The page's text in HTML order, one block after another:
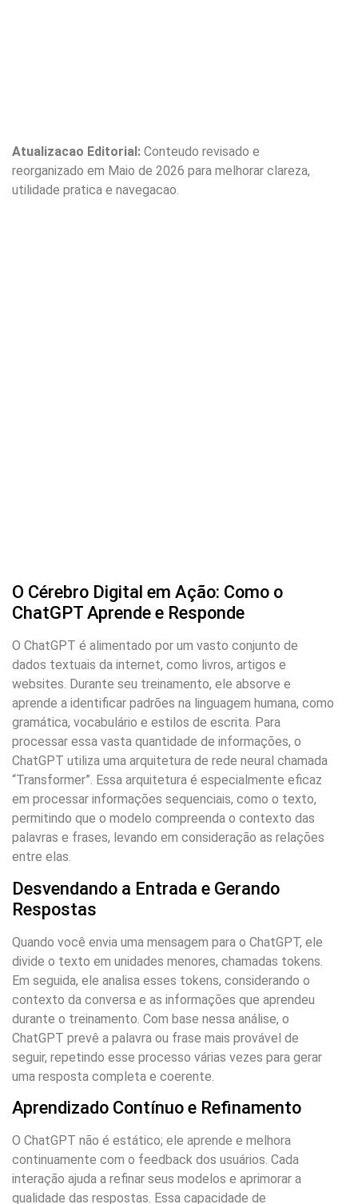
Atualizacao Editorial: Conteudo revisado e
reorganizado em Maio de 2026 para melhorar clareza,
utilidade pratica e navegacao.
O Cérebro Digital em Ação: Como o
ChatGPT Aprende e Responde
O ChatGPT é alimentado por um vasto conjunto de
dados textuais da internet, como livros, artigos e
websites. Durante seu treinamento, ele absorve e
aprende a identificar padrões na linguagem humana, como
gramática, vocabulário e estilos de escrita. Para
processar essa vasta quantidade de informações, o
ChatGPT utiliza uma arquitetura de rede neural chamada
“Transformer”. Essa arquitetura é especialmente eficaz
em processar informações sequenciais, como o texto,
permitindo que o modelo compreenda o contexto das
palavras e frases, levando em consideração as relações
entre elas.
Desvendando a Entrada e Gerando
Respostas
Quando você envia uma mensagem para o ChatGPT, ele
divide o texto em unidades menores, chamadas tokens.
Em seguida, ele analisa esses tokens, considerando o
contexto da conversa e as informações que aprendeu
durante o treinamento. Com base nessa análise, o
ChatGPT prevê a palavra ou frase mais provável de
seguir, repetindo esse processo várias vezes para gerar
uma resposta completa e coerente.
Aprendizado Contínuo e Refinamento
O ChatGPT não é estático; ele aprende e melhora
continuamente com o feedback dos usuários. Cada
interação ajuda a refinar seus modelos e aprimorar a
qualidade das respostas. Essa capacidade de